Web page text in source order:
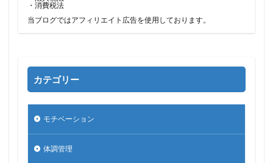
・消費税法
当ブログではアフィリエイト広告を使用しております。
カテゴリー
モチベーション
体調管理